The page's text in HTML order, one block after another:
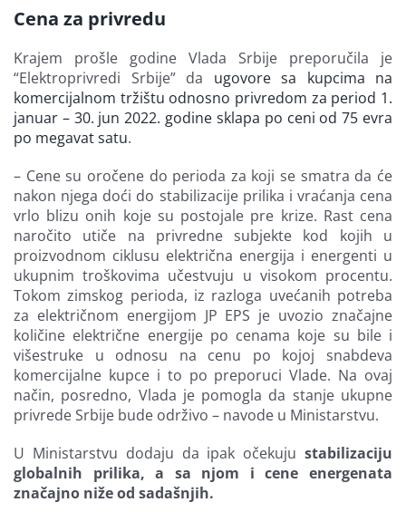
Cena za privredu
Krajem prošle godine Vlada Srbije preporučila je
“Elektroprivredi Srbije” da ugovore sa kupcima na
komercijalnom tržištu odnosno privredom za period 1.
januar – 30. jun 2022. godine sklapa po ceni od 75 evra
po megavat satu.
– Cene su oročene do perioda za koji se smatra da će
nakon njega doći do stabilizacije prilika i vraćanja cena
vrlo blizu onih koje su postojale pre krize. Rast cena
naročito utiče na privredne subjekte kod kojih u
proizvodnom ciklusu električna energija i energenti u
ukupnim troškovima učestvuju u visokom procentu.
Tokom zimskog perioda, iz razloga uvećanih potreba
za električnom energijom JP EPS je uvozio značajne
količine električne energije po cenama koje su bile i
višestruke u odnosu na cenu po kojoj snabdeva
komercijalne kupce i to po preporuci Vlade. Na ovaj
način, posredno, Vlada je pomogla da stanje ukupne
privrede Srbije bude održivo – navode u Ministarstvu.
U Ministarstvu dodaju da ipak očekuju stabilizaciju
globalnih prilika, a sa njom i cene energenata
značajno niže od sadašnjih.